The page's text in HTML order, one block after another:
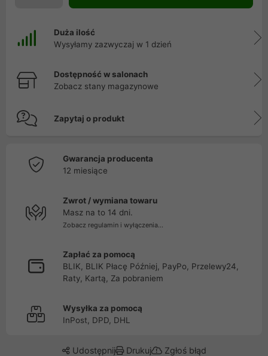
Duża ilość
Wysyłamy zazwyczaj w 1 dzień
Dostępność w salonach
Zobacz stany magazynowe
Zapytaj o produkt
Gwarancja producenta
12 miesiące
Zwrot / wymiana towaru
Masz na to 14 dni.
Zobacz regulamin i wyłączenia...
Zapłać za pomocą
BLIK, BLIK Płacę Później, PayPo, Przelewy24,
Raty, Kartą, Za pobraniem
Wysyłka za pomocą
InPost, DPD, DHL
Udostępnij Drukuj Zgłoś błąd